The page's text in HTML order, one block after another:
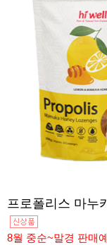
프로폴리스 마누
8월 중순~말경 판매